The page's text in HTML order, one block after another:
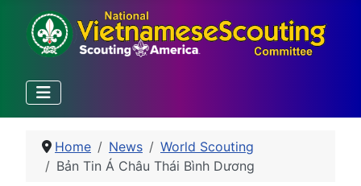
Home News
World Scouting
Bản Tin Á Châu Thái Bình Dương